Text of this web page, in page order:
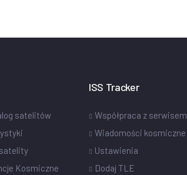
satelitów
Kosmiczne
ISS Tracker
Współpraca z serwisem
Wiadomości kosmiczne
Ustawienia
Dodaj TLE